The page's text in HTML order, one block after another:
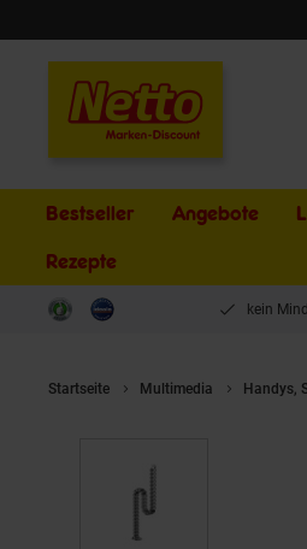
Bestseller Angebote
Rezepte
kein
Startseite Multimedia Handys,